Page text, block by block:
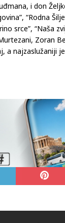
i don
“Rodna
srce”, “Naša
Zoran
a najzaslužaniji